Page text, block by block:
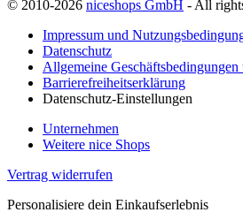
© 2010-2026 niceshops GmbH - All
Impressum und
Datenschutz
Allgemeine
Barrierefreiheitserklärung
Datenschutz-Einstellungen
Unternehmen
Weitere nice Shops
Vertrag widerrufen
Personalisiere dein Einkaufserlebnis